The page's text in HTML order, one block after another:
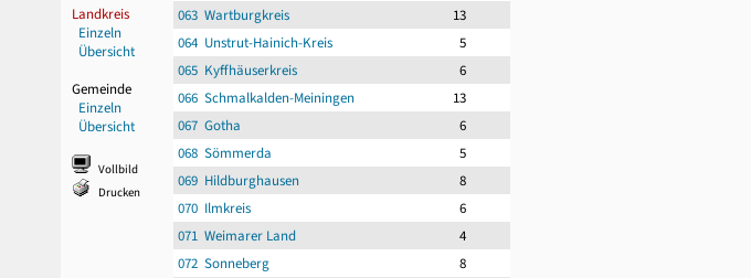
Landkreis
Einzeln
Übersicht
Gemeinde
Einzeln
Übersicht
Vollbild
Drucken
063 Wartburgkreis
13
064 Unstrut-Hainich-Kreis
5
065 Kyffhäuserkreis
6
066 Schmalkalden-Meiningen
13
067 Gotha
6
068 Sömmerda
5
069 Hildburghausen
8
070 Ilmkreis
6
071 Weimarer Land
4
072 Sonneberg
8